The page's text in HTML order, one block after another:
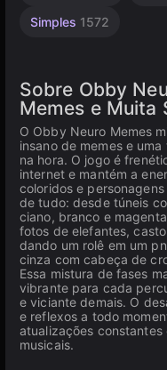
Simples 1572
Sobre Obby
Memes e Muita
O Obby Neuro Memes
insano de memes e
na hora. O jogo é
internet e mantém a
coloridos e
de tudo: desde túneis
ciano, branco e
fotos de elefantes,
dando um rolê em um
cinza com cabeça de
Essa mistura de fases
vibrante para cada
e viciante demais. O
e reflexos a todo
atualizações constantes
musicais.